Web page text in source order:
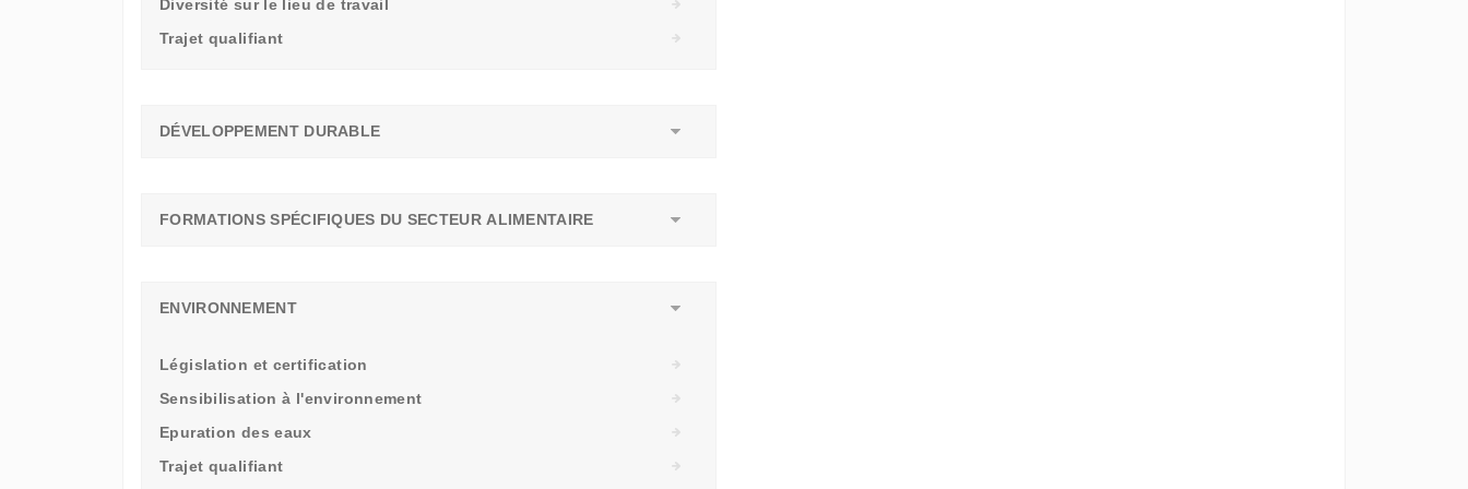
Diversité sur le lieu de travail
Trajet qualifiant
DÉVELOPPEMENT DURABLE
FORMATIONS SPÉCIFIQUES DU SECTEUR ALIMENTAIRE
ENVIRONNEMENT
Législation et certification
Sensibilisation à l'environnement
Epuration des eaux
Trajet qualifiant